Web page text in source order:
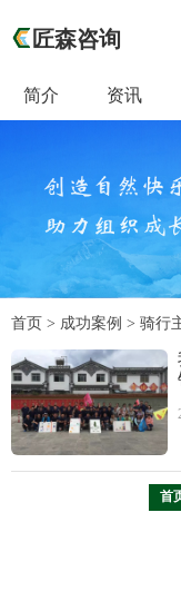
匠森咨询
简介 资讯
首页 > 成功案例 > 骑行
首